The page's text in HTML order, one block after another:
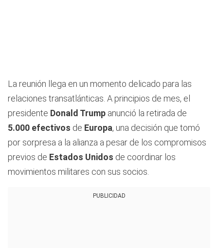
La reunión llega en un momento delicado para las
relaciones transatlánticas. A principios de mes, el
presidente Donald Trump anunció la retirada de
5.000 efectivos de Europa, una decisión que tomó
por sorpresa a la alianza a pesar de los compromisos
previos de Estados Unidos de coordinar los
movimientos militares con sus socios.
PUBLICIDAD